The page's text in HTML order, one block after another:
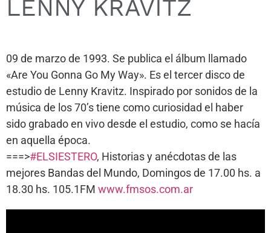
LENNY KRAVITZ
09 de marzo de 1993. Se publica el álbum llamado
«Are You Gonna Go My Way». Es el tercer disco de
estudio de Lenny Kravitz. Inspirado por sonidos de la
música de los 70’s tiene como curiosidad el haber
sido grabado en vivo desde el estudio, como se hacía
en aquella época.
===>#ELSIESTERO, Historias y anécdotas de las
mejores Bandas del Mundo, Domingos de 17.00 hs. a
18.30 hs. 105.1FM www.fmsos.com.ar